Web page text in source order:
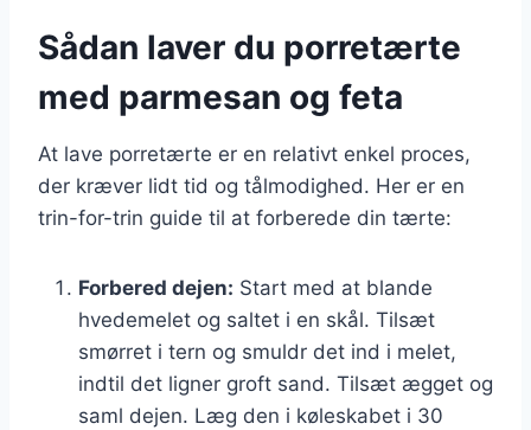
Sådan laver du porretærte
med parmesan og feta
At lave porretærte er en relativt enkel proces,
der kræver lidt tid og tålmodighed. Her er en
trin-for-trin guide til at forberede din tærte:
Forbered dejen: Start med at blande
hvedemelet og saltet i en skål. Tilsæt
smørret i tern og smuldr det ind i melet,
indtil det ligner groft sand. Tilsæt ægget og
saml dejen. Læg den i køleskabet i 30